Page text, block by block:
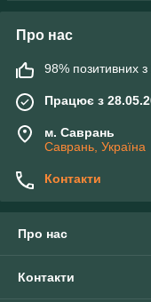
Про нас
98% позитивних з
Працює з
м. Саврань
Саврань, Україна
Контакти
Про нас
Контакти